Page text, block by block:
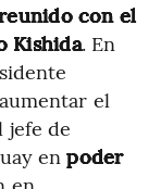
con el
Kishida. En
el
jefe de
enpoder